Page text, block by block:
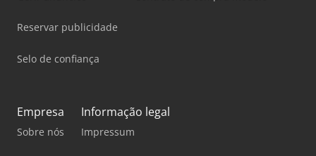
Reservar publicidade
Selo de confiança
Empresa
Sobre nós
Informação legal
Impressum